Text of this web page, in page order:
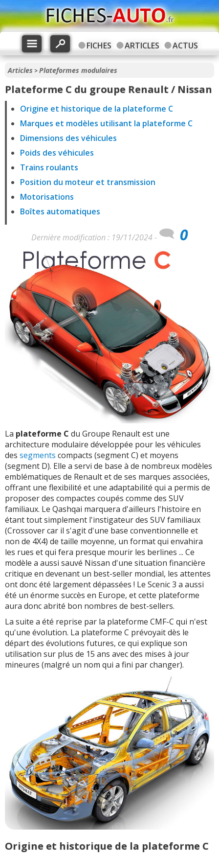
FICHES ARTICLES ACTUS
Articles >Plateformes modulaires
Plateforme C du groupe Renault / Nissan
Origine et historique de la plateforme C
Marques et modèles utilisant la plateforme C
Dimensions des véhicules
Poids des véhicules
Trains roulants
Position du moteur et transmission
Motorisations
Boîtes automatiques
Dernière modification : 19/11/2024 - 0
La plateforme C du Groupe Renault est une
architecture modulaire développée pour les véhicules
des segments compacts (segment C) et moyens
(segment D). Elle a servi de base à de nombreux modèles
emblématiques de Renault et de ses marques associées,
offrant une flexibilité et une adaptabilité qui a permis de
proposer des compactes coupés comme des SUV
familiaux. Le Qashqai marquera d'ailleurs l'histoire en
étant tout simplement l'instigateur des SUV familiaux
(Crossover car il s'agit d'une base conventionnelle et
non de 4X4) de taille moyenne, un format qui envahira
les rues et qui fera presque mourir les berlines ... Ce
modèle a aussi sauvé Nissan d'une situation financière
critique en devenant un best-seller mondial, les attentes
ont donc été largement dépassées ! Le Scenic 3 a aussi
été un énorme succès en Europe, et cette plateforme
aura donc abrité bon nombres de best-sellers.
La suite a été reprise par la plateforme CMF-C qui n'est
qu'une évolution. La plateforme C prévoyait dès le
départ des évolutions futures, ce qui explique son
utilisation sur plus de 15 ans avec des mises à jour
mineures (malgré un nom qui a fini par changer).
Origine et historique de la plateforme C